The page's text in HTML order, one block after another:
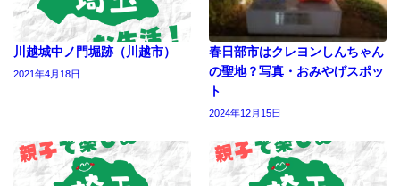
川越城中ノ門堀跡（川越市）
2021年4月18日
春日部市はクレヨンしんちゃん
の聖地？写真・おみやげスポッ
ト
2024年12月15日